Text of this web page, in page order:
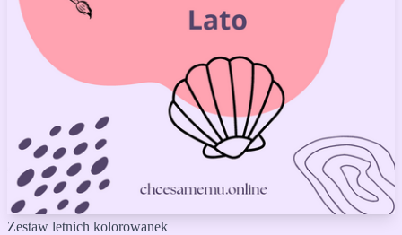
Zestaw letnich kolorowanek